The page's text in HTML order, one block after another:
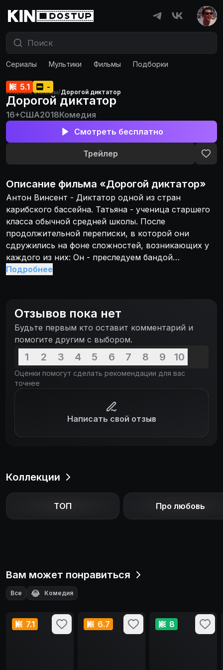
Сериалы Мультики Фильмы Подборки
Главная/Фильмы/Дорогой диктатор
5.1 -
Дорогой диктатор
16+США2018Комедия
Смотреть бесплатно
Трейлер
Описание фильма «Дорогой диктатор»
Антон Винсент - Диктатор одной из стран
карибского бассейна. Татьяна - ученица старшего
класса обычной средней школы. После
продолжительной переписки, в которой они
сдружились на фоне сложностей, возникающих у
каждого из них: Он - преследуем бандой
повстанцев, намеренных свергнуть его режим,
итоге, он обучает мятежную в душе девочку-
подростка, как свергнуть режим в своей школе и
стать настоящим лидером.
Подробнее
Отзывов пока нет
Будьте первым кто оставит комментарий и
помогите другим с выбором.
1 2 3 4 5 6 7 8 9 10
Оценки помогут сделать рекомендации для вас
точнее
Написать свой отзыв
Коллекции
ТОП Про любовь
Вам может понравиться
Все 😂 Комедия
7.1 6.7 8